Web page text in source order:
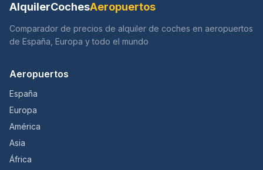
AlquilerCochesAeropuertos
Comparador de precios de alquiler de coches en aeropuertos
de España, Europa y todo el mundo
Aeropuertos
España
Europa
América
Asia
África